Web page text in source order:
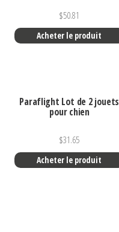
$50.81
Acheter le produit
Paraflight Lot de 2 jouets
pour chien
$31.65
Acheter le produit